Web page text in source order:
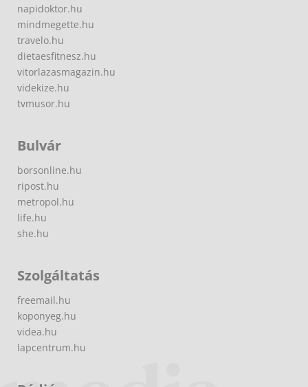
napidoktor.hu
mindmegette.hu
travelo.hu
dietaesfitnesz.hu
vitorlazasmagazin.hu
videkize.hu
tvmusor.hu
Bulvár
borsonline.hu
ripost.hu
metropol.hu
life.hu
she.hu
Szolgáltatás
freemail.hu
koponyeg.hu
videa.hu
lapcentrum.hu